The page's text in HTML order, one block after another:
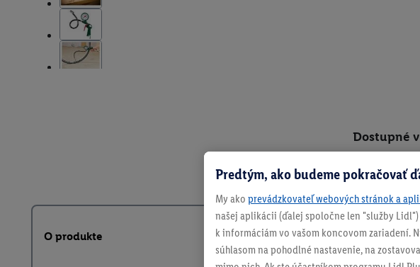
Dostupné
O produkte
Predtým, ako budeme pokračovať
My ako prevádzkovateľ webových stránok a
našej aplikácii (ďalej spoločne len "služby
k informáciám vo vašom koncovom zariadení.
súhlasom na pohodlné nastavenie, na